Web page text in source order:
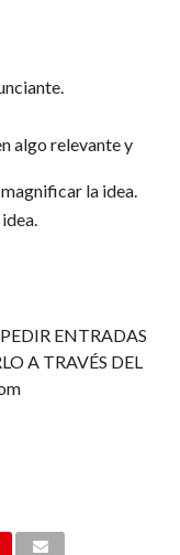
algo relevante y
la idea.
ENTRADAS
A TRAVÉS DEL